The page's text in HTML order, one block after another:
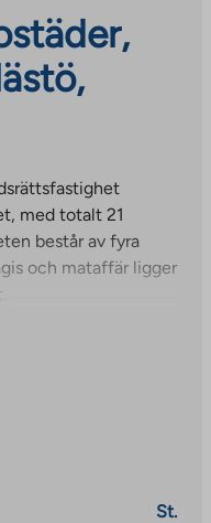
med totalt 21
består av fyra
och mataffär ligger
St.